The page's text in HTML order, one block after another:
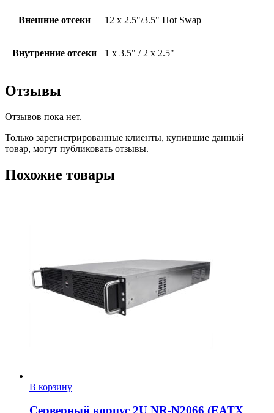
Внешние отсеки 12 x 2.5"/3.5" Hot Swap
Внутренние отсеки 1 x 3.5" / 2 x 2.5"
Отзывы
Отзывов пока нет.
Только зарегистрированные клиенты, купившие данный
товар, могут публиковать отзывы.
Похожие товары
В корзину
Серверный корпус 2U NR-N2066 (EATX